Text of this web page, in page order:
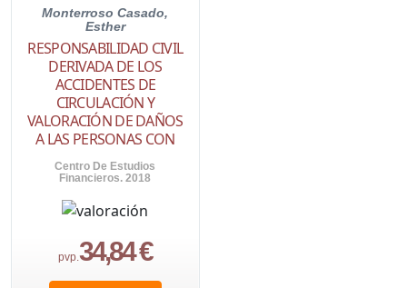
Monterroso Casado,
Esther
RESPONSABILIDAD CIVIL
DERIVADA DE LOS
ACCIDENTES DE
CIRCULACIÓN Y
VALORACIÓN DE DAÑOS
A LAS PERSONAS CON
Centro De Estudios
Financieros. 2018
pvp.34,84 €